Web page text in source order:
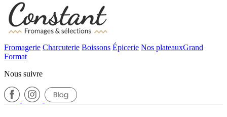
Fromagerie Charcuterie Boissons Épicerie Nos plateauxGrand
Format
Nous suivre